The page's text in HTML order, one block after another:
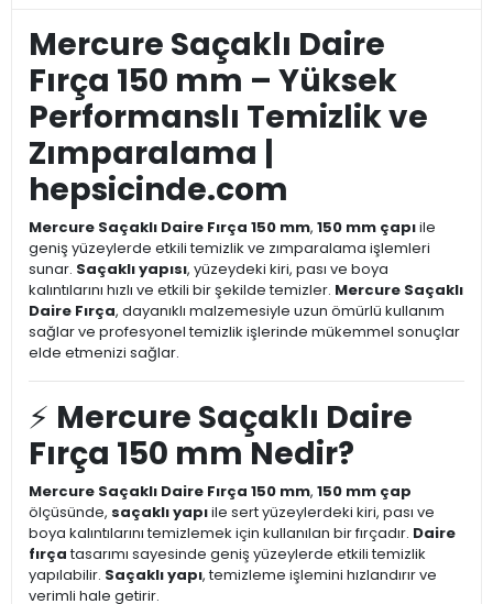
Mercure Saçaklı Daire
Fırça 150 mm – Yüksek
Performanslı Temizlik ve
Zımparalama |
hepsicinde.com
Mercure Saçaklı Daire Fırça 150 mm, 150 mm çapıile
geniş yüzeylerde etkili temizlik ve zımparalama işlemleri
sunar. Saçaklı yapısı, yüzeydeki kiri, pası ve boya
kalıntılarını hızlı ve etkili bir şekilde temizler. Mercure Saçaklı
Daire Fırça, dayanıklı malzemesiyle uzun ömürlü kullanım
sağlar ve profesyonel temizlik işlerinde mükemmel sonuçlar
elde etmenizi sağlar.
⚡ Mercure Saçaklı Daire
Fırça 150 mm Nedir?
Mercure Saçaklı Daire Fırça 150 mm, 150 mm çap
ölçüsünde, saçaklı yapıile sert yüzeylerdeki kiri, pası ve
boya kalıntılarını temizlemek için kullanılan bir fırçadır. Daire
fırçatasarımı sayesinde geniş yüzeylerde etkili temizlik
yapılabilir. Saçaklı yapı, temizleme işlemini hızlandırır ve
verimli hale getirir.